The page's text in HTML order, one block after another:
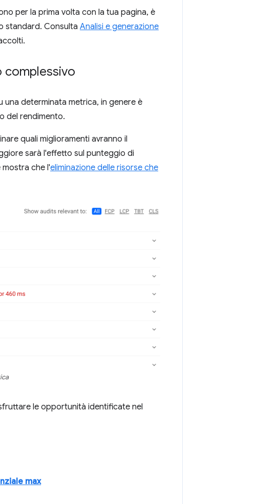
per la prima volta con la tua pagina, è
standard. Consulta Analisi e generazione
complessivo
determinata metrica, in genere è
del rendimento.
quali miglioramenti avranno il
sarà l'effetto sul punteggio di
che l'eliminazione delle risorse che
le opportunità identificate nel
max